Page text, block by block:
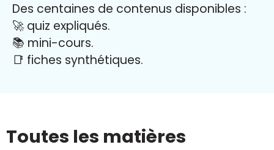
Des centaines de contenus disponibles :
🚀 quiz expliqués.
📚 mini-cours.
📑 fiches synthétiques.
Toutes les matières